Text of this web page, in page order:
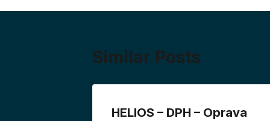
Similar Posts
HELIOS – DPH – Oprava